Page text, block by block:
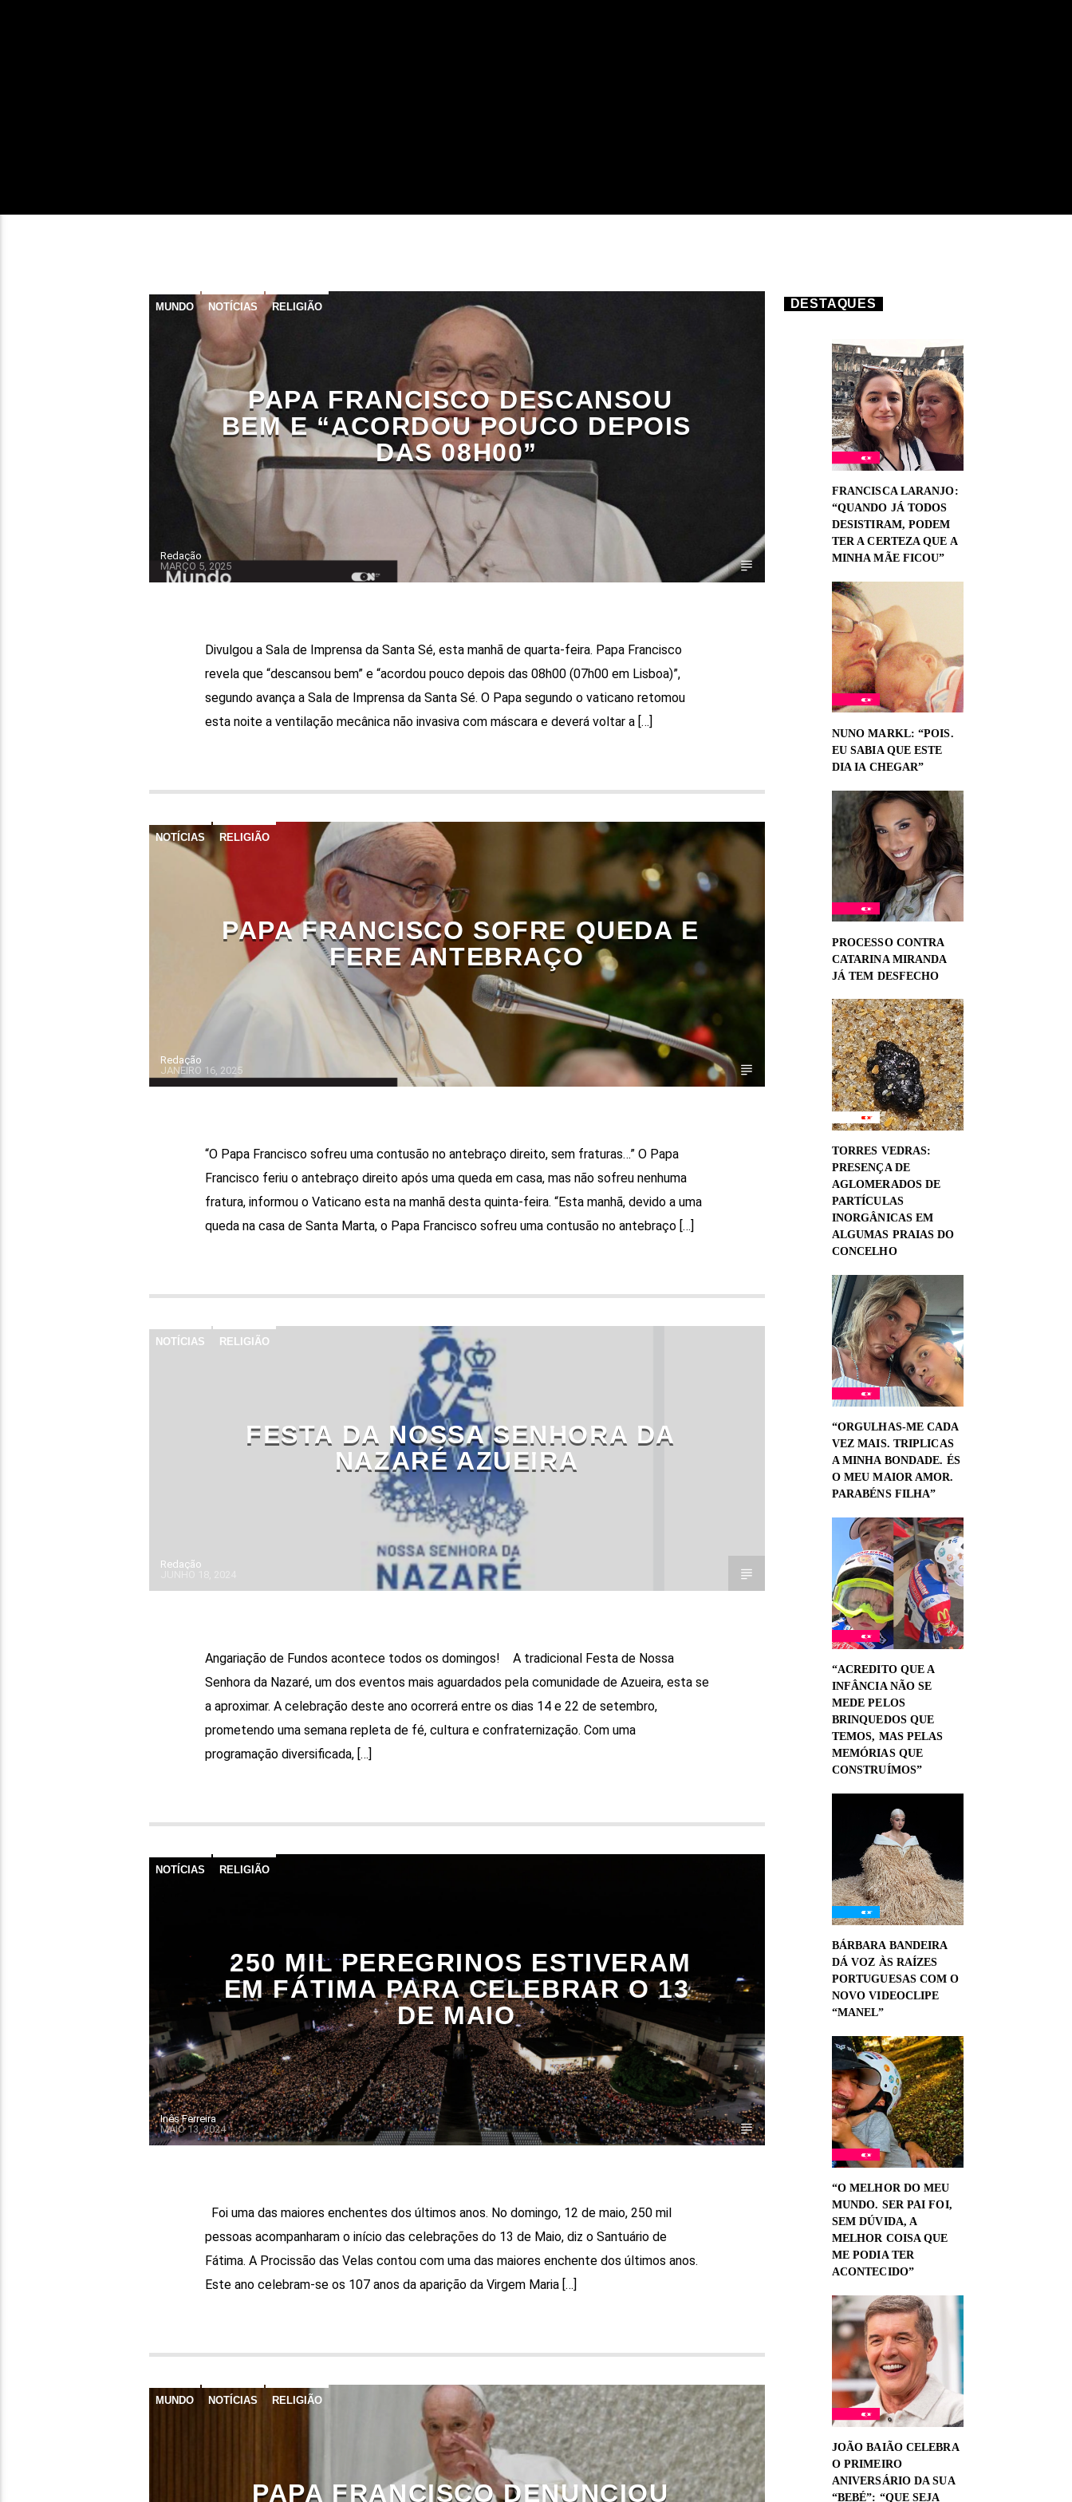
MUNDO NOTÍCIAS RELIGIÃO
PAPA FRANCISCO DESCANSOU
BEM E “ACORDOU POUCO DEPOIS
DAS 08H00”
Redação
MARÇO 5, 2025
Divulgou a Sala de Imprensa da Santa Sé, esta manhã de quarta-feira. Papa Francisco
revela que “descansou bem” e “acordou pouco depois das 08h00 (07h00 em Lisboa)”,
segundo avança a Sala de Imprensa da Santa Sé. O Papa segundo o vaticano retomou
esta noite a ventilação mecânica não invasiva com máscara e deverá voltar a […]
NOTÍCIAS RELIGIÃO
PAPA FRANCISCO SOFRE QUEDA E
FERE ANTEBRAÇO
Redação
JANEIRO 16, 2025
“O Papa Francisco sofreu uma contusão no antebraço direito, sem fraturas…” O Papa
Francisco feriu o antebraço direito após uma queda em casa, mas não sofreu nenhuma
fratura, informou o Vaticano esta na manhã desta quinta-feira. “Esta manhã, devido a uma
queda na casa de Santa Marta, o Papa Francisco sofreu uma contusão no antebraço […]
NOTÍCIAS RELIGIÃO
FESTA DA NOSSA SENHORA DA
NAZARÉ AZUEIRA
Redação
Angariação de Fundos acontece todos os domingos! A tradicional Festa de Nossa
Senhora da Nazaré, um dos eventos mais aguardados pela comunidade de Azueira, esta se
a aproximar. A celebração deste ano ocorrerá entre os dias 14 e 22 de setembro,
prometendo uma semana repleta de fé, cultura e confraternização. Com uma
programação diversificada, […]
NOTÍCIAS RELIGIÃO
250 MIL PEREGRINOS ESTIVERAM
EM FÁTIMA PARA CELEBRAR O 13
DE MAIO
Inês Ferreira
MAIO 13, 2024
Foi uma das maiores enchentes dos últimos anos. No domingo, 12 de maio, 250 mil
pessoas acompanharam o início das celebrações do 13 de Maio, diz o Santuário de
Fátima. A Procissão das Velas contou com uma das maiores enchente dos últimos anos.
Este ano celebram-se os 107 anos da aparição da Virgem Maria […]
MUNDO NOTÍCIAS RELIGIÃO
PAPA FRANCISCO DENUNCIOU
DESTAQUES
FRANCISCA LARANJO:
“QUANDO JÁ TODOS
DESISTIRAM, PODEM
TER A CERTEZA QUE A
MINHA MÃE FICOU”
NUNO MARKL: “POIS.
EU SABIA QUE ESTE
DIA IA CHEGAR”
PROCESSO CONTRA
CATARINA MIRANDA
JÁ TEM DESFECHO
TORRES VEDRAS:
PRESENÇA DE
AGLOMERADOS DE
PARTÍCULAS
INORGÂNICAS EM
ALGUMAS PRAIAS DO
CONCELHO
“ORGULHAS-ME CADA
VEZ MAIS. TRIPLICAS
A MINHA BONDADE. ÉS
O MEU MAIOR AMOR.
PARABÉNS FILHA”
“ACREDITO QUE A
INFÂNCIA NÃO SE
MEDE PELOS
BRINQUEDOS QUE
TEMOS, MAS PELAS
MEMÓRIAS QUE
CONSTRUÍMOS”
BÁRBARA BANDEIRA
DÁ VOZ ÀS RAÍZES
PORTUGUESAS COM O
NOVO VIDEOCLIPE
“MANEL”
“O MELHOR DO MEU
MUNDO. SER PAI FOI,
SEM DÚVIDA, A
MELHOR COISA QUE
ME PODIA TER
ACONTECIDO”
JOÃO BAIÃO CELEBRA
O PRIMEIRO
ANIVERSÁRIO DA SUA
“BEBÉ”: “QUE SEJA